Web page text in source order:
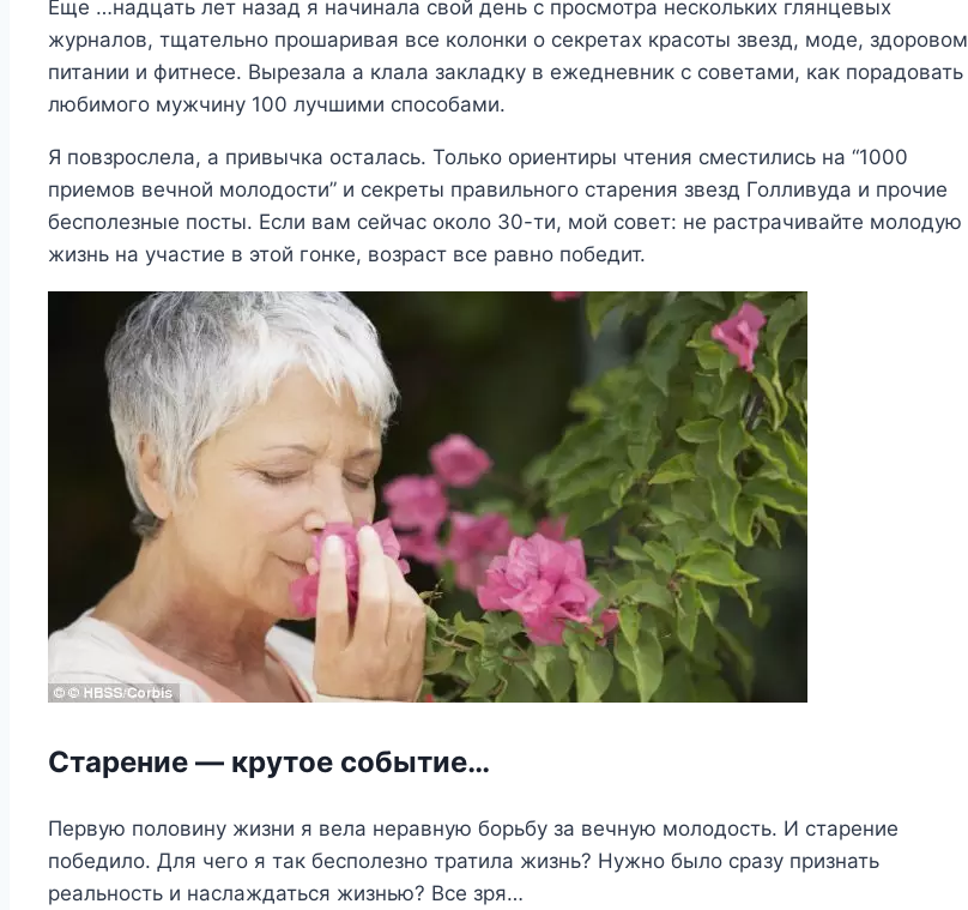
Еще …надцать лет назад я начинала свой день с просмотра нескольких глянцевых
журналов, тщательно прошаривая все колонки о секретах красоты звезд, моде, здоровом
питании и фитнесе. Вырезала а клала закладку в ежедневник с советами, как порадовать
любимого мужчину 100 лучшими способами.
Я повзрослела, а привычка осталась. Только ориентиры чтения сместились на “1000
приемов вечной молодости” и секреты правильного старения звезд Голливуда и прочие
бесполезные посты. Если вам сейчас около 30-ти, мой совет: не растрачивайте молодую
жизнь на участие в этой гонке, возраст все равно победит.
Старение — крутое событие…
Первую половину жизни я вела неравную борьбу за вечную молодость. И старение
победило. Для чего я так бесполезно тратила жизнь? Нужно было сразу признать
реальность и наслаждаться жизнью? Все зря…